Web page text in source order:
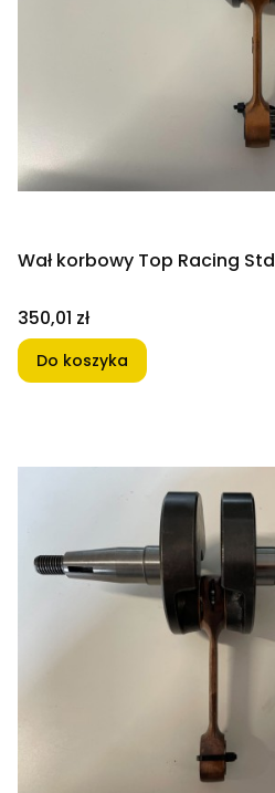
Wał korbowy Top Racing
Cena
350,01 zł
Do koszyka